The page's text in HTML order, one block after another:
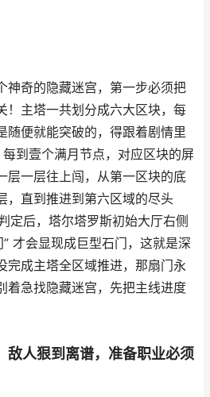
神奇的隐藏迷宫，第一步必须把
！主塔一共划分成六大区块，每
随便就能突破的，得跟着剧情里
到壹个满月节点，对应区块的屏
层一层往上闯，从第一区块的底
，直到推进到第六区域的尽头
定后，塔尔塔罗斯初始大厅右侧
才会显现成巨型石门，这就是深
完成主塔全区域推进，那扇门永
着急找隐藏迷宫，先把主线进度
敌人狠到离谱，准备职业必须